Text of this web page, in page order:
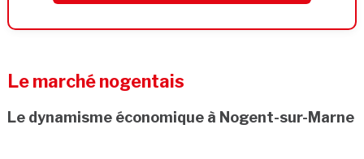
Le marché nogentais
Le dynamisme économique à Nogent-sur-Marne